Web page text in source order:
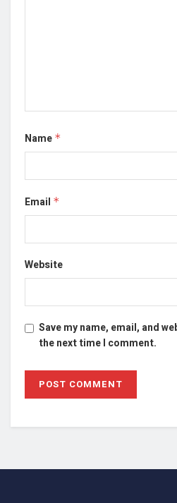
Name *
Email *
Website
Save my name, email, and
the next time I comment.